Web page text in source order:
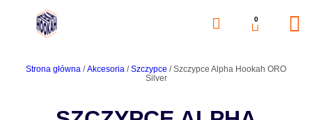
0
Strona główna /Akcesoria /Szczypce / Szczypce Alpha Hookah ORO
Silver